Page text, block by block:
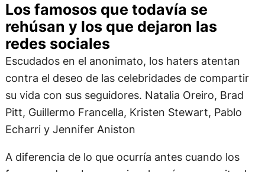
Los famosos que todavía se
rehúsan y los que dejaron las
redes sociales
Escudados en el anonimato, los haters atentan
contra el deseo de las celebridades de compartir
su vida con sus seguidores. Natalia Oreiro, Brad
Pitt, Guillermo Francella, Kristen Stewart, Pablo
Echarri y Jennifer Aniston
A diferencia de lo que ocurría antes cuando los